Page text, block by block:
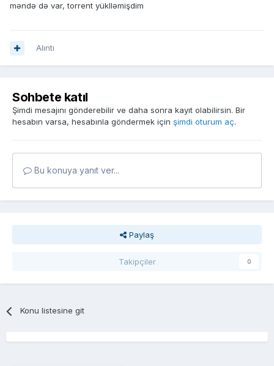
məndə də var, torrent yüklləmişdim
Alıntı
Sohbete katıl
Şimdi mesajını gönderebilir ve daha sonra kayıt olabilirsin. Bir
hesabın varsa, hesabınla göndermek için şimdi oturum aç.
Bu konuya yanıt ver...
Paylaş
Takipçiler 0
Konu listesine git